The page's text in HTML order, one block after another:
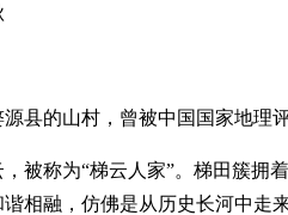
县的山村，曾被中国国家地理评
被称为“梯云人家”。梯田簇拥
相融，仿佛是从历史长河中走